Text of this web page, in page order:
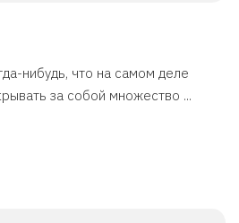
нибудь, что на самом деле
за собой множество ...